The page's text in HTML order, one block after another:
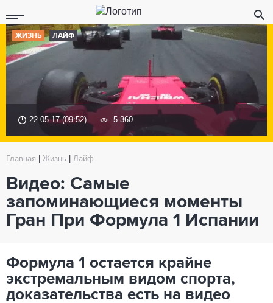
ЖИЗНЬ ЛАЙФ
22.05.17 (09:52) 5 360
Главная Жизнь Лайф
Видео: Самые
запоминающиеся моменты
Гран При Формула 1 Испании
Формула 1 остается крайне
экстремальным видом спорта,
доказательства есть на видео